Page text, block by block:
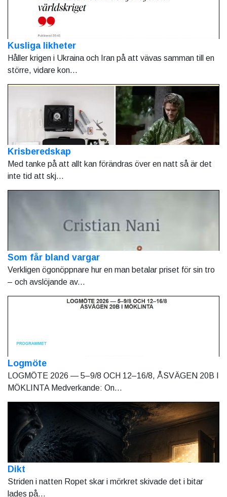
Kusliga likheter
Håller krigen i Ukraina och Iran på att vävas samman till en
större, vidare kon...
Krisberedskap
Med tanke på att allt kan förändras över en natt så är det
inte tid att skj...
Som får bland vargar
Verkligen ögonöppnare hur en man betalar priset för sin tro
– och avslöjande av...
Logmöte
LOGMÖTE 2026 — 5–9/8 OCH 12–16/8, ÅSVÄGEN 20B I
MÖKLINTA Medverkande: On...
Dikt
Striden i natten Ropet skar i mörkret skivade det i bitar
lades på...